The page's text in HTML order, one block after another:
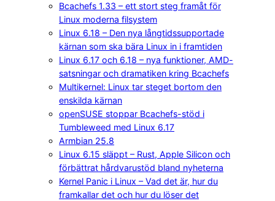
Bcachefs 1.33 – ett stort steg framåt för
Linux moderna filsystem
Linux 6.18 – Den nya långtidssupportade
kärnan som ska bära Linux in i framtiden
Linux 6.17 och 6.18 – nya funktioner, AMD-
satsningar och dramatiken kring Bcachefs
Multikernel: Linux tar steget bortom den
enskilda kärnan
openSUSE stoppar Bcachefs-stöd i
Tumbleweed med Linux 6.17
Armbian 25.8
Linux 6.15 släppt – Rust, Apple Silicon och
förbättrat hårdvarustöd bland nyheterna
Kernel Panic i Linux – Vad det är, hur du
framkallar det och hur du löser det